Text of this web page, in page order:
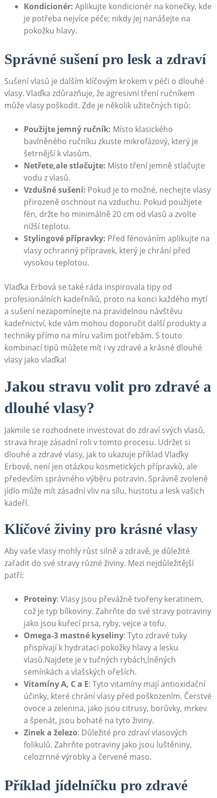
Kondicionér: Aplikujte kondicionér na konečky, kde
je potřeba nejvíce péče; nikdy jej nanášejte na
pokožku hlavy.
Správné sušení pro lesk a zdraví
Sušení vlasů je dalším klíčovým krokem v péči o dlouhé
vlasy. Vlaďka zdůrazňuje, že agresivní tření ručníkem
může vlasy poškodit. Zde je několik užitečných tipů:
Použijte jemný ručník: Místo klasického
bavlněného ručníku zkuste mikrofázový, který je
šetrnější k vlasům.
Netřete,ale stlačujte: Místo tření jemně stlačujte
vodu z vlasů.
Vzdušné sušení: Pokud je to možné, nechejte vlasy
přirozeně oschnout na vzduchu. Pokud použijete
fén, držte ho minimálně 20 cm od vlasů a zvolte
nižší teplotu.
Stylingové přípravky: Před fénováním aplikujte na
vlasy ochranný přípravek, který je chrání před
vysokou teplotou.
Vlaďka Erbová se také ráda inspirovala tipy od
profesionálních kadeřníků, proto na konci každého mytí
a sušení nezapomínejte na pravidelnou návštěvu
kadeřnictví, kde vám mohou doporučit další produkty a
techniky přímo na míru vašim potřebám. S touto
kombinací tipů můžete mít i vy zdravé a krásné dlouhé
vlasy jako vlaďka!
Jakou stravu volit pro zdravé a
dlouhé vlasy?
Jakmile se rozhodnete investovat do zdraví svých vlasů,
strava hraje zásadní roli v tomto procesu. Udržet si
dlouhé a zdravé vlasy, jak to ukazuje příklad Vlaďky
Erbové, není jen otázkou kosmetických přípravků, ale
především správného výběru potravin. Správně zvolené
jídlo může mít zásadní vliv na sílu, hustotu a lesk vašich
kadeří.
Klíčové živiny pro krásné vlasy
Aby vaše vlasy mohly růst silně a zdravě, je důležité
zařadit do své stravy různé živiny. Mezi nejdůležitější
patří:
Proteiny: Vlasy jsou převážně tvořeny keratinem,
což je typ bílkoviny. Zahrňte do své stravy potraviny
jako jsou kuřecí prsa, ryby, vejce a tofu.
Omega-3 mastné kyseliny: Tyto zdravé tuky
přispívají k hydrataci pokožky hlavy a lesku
vlasů.Najdete je v tučných rybách,lněných
semínkách a vlašských ořeších.
Vitamíny A, C a E: Tyto vitamíny mají antioxidační
účinky, které chrání vlasy před poškozením. Čerstvé
ovoce a zelenina, jako jsou citrusy, borůvky, mrkev
a špenát, jsou bohaté na tyto živiny.
Zinek a železo: Důležité pro zdraví vlasových
folikulů. Zahrňte potraviny jako jsou luštěniny,
celozrnné výrobky a červené maso.
Příklad jídelníčku pro zdravé